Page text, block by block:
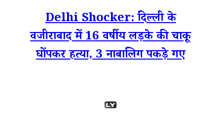
Delhi Shocker: दिल्ली के
वजीराबाद में 16 वर्षीय लड़के की चाकू
घोंपकर हत्या, 3 नाबालिग पकड़े गए